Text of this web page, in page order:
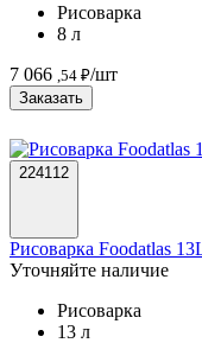
Рисоварка
8 л
7 066 ,54 ₽/шт
Заказать
224112
Рисоварка Foodatlas
Уточняйте наличие
Рисоварка
13 л